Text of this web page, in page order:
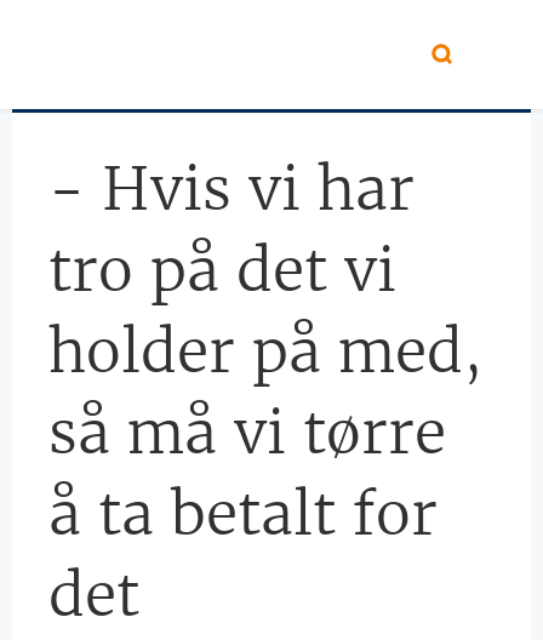
- Hvis vi har
tro på det vi
holder på med,
så må vi tørre
å ta betalt for
det